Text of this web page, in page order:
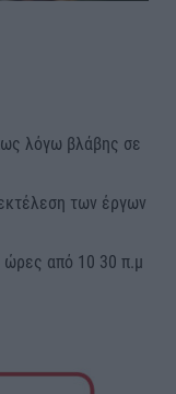
λόγω βλάβης σε
των έργων
ώρες από 10 30 π.μ